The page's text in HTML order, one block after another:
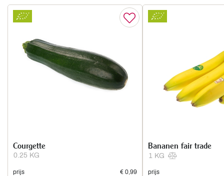
0.25 KG
Courgette
prijs
€ 0,99
1 KG
Bananen fair trade
prijs